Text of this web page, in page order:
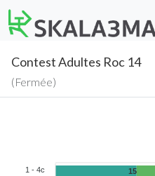
Contest Adultes Roc 14
(Fermée)
15
1 - 4c